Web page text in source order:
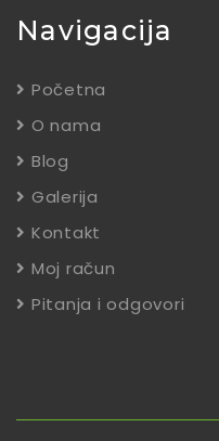
Navigacija
Početna
O nama
Blog
Galerija
Kontakt
Moj račun
Pitanja i odgovori